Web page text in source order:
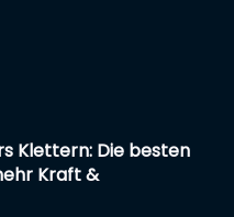
Klettern: Die besten
Kraft &